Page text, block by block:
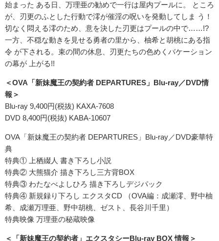
始まった ある日、万理亜の勧めで一行は屋内プールに。 ところ
が、刃更のふとした行動で澪が催淫の呪いを発動してしま う！
切なく悶える澪のため、意を決した刃更はプールの中で……!?
一方、不穏な動きを見せる勇者の里から、柚希と胡桃にある指
令 が下される。束の間の休息、刃更たちの色めくバケーション
の幕が 上がる!!
＜OVA「新妹魔王の契約者 DEPARTURES」Blu-ray／DVD情
報＞
Blu-ray 9,400円(税抜) KAXA-7608
DVD 8,400円(税抜) KABA-10607
OVA「新妹魔王の契約者 DEPARTURES」Blu-ray／DVD豪華特
典
特典① 上栖綴人 書き下ろし小説
特典② 大熊猫介 描き下ろし三方背BOX
特典③ わたなべよしひろ 描き下ろしデジパック
特典④ 新規録り下ろし エクスタCD （OVA編：成瀬澪、野中柚
希、成瀬万理亜、野中胡桃、ゼスト、長谷川千里）
特典映像 万理亜の秘蔵映像
＜「新妹魔王の契約者」エクスタシーBlu-ray BOX 情報＞